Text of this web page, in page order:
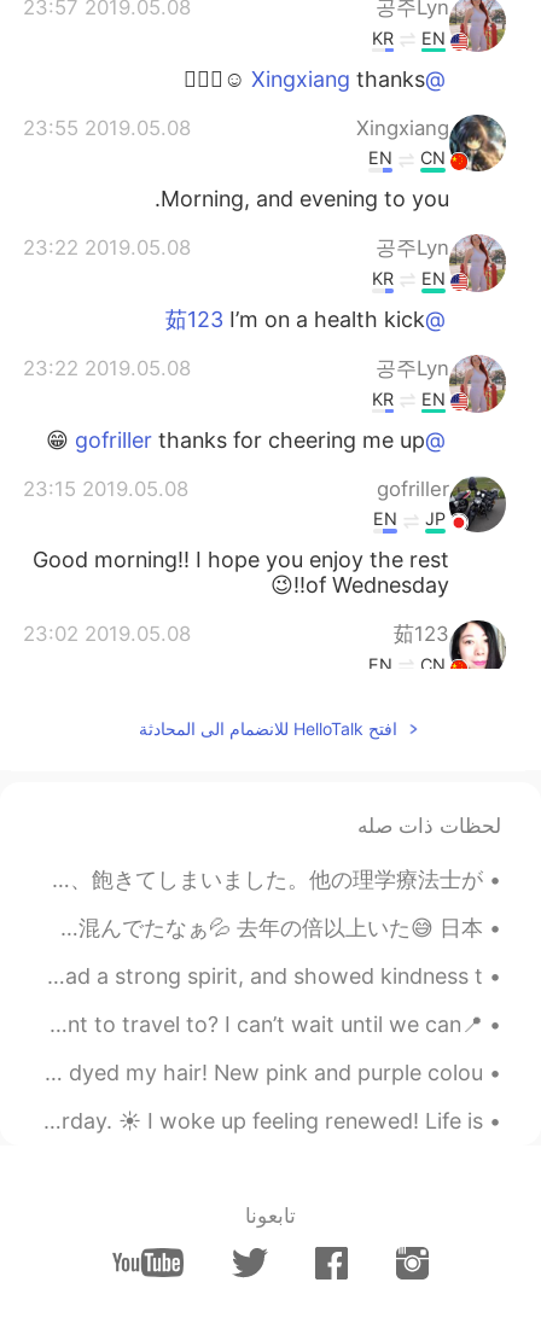
공주Lyn
2019.05.08 23:57
EN
KR
@Xingxiang
thanks ☺️🙋🏻‍♀️
Xingxiang
2019.05.08 23:55
CN
EN
Morning, and evening to you.
공주Lyn
2019.05.08 23:22
EN
KR
@茹123
I’m on a health kick
공주Lyn
2019.05.08 23:22
EN
KR
@gofriller
thanks for cheering me up 😁
gofriller
2019.05.08 23:15
JP
EN
Good morning!! I hope you enjoy the rest
of Wednesday!!😉
茹123
2019.05.08 23:02
CN
EN
افتح HelloTalk للانضمام الى المحادثة
لحظات ذات صله
私は理学療法士だから、松岡さんのように、患者さんをいつも応援しなければいけません。 朝の8時から夜の6時半まで働いてました。そんなに松岡さんのモードが大変で、飽きてしまいました。他の理学療法士が...
あけおめー 今年も無事仲間と新年挨拶ーーーー でも遅刻して仲間との初日の出をミスって 車の中から🤣🤣 そして7年前から友達と行ってたスポット 今年は混んでたなぁ💦 去年の倍以上いた😅 日本...
My favorite fairy tale is Beauty and the Beast 🌹 Belle had a strong spirit, and showed kindness t...
📍Queenstown, New Zealand どこに旅行したいですか？ Where do you want to travel to? I can’t wait until we can...
美容院に行きました。髪を染めた！新しいピンクと紫の色💖💜 I went to the hair salon. I dyed my hair! New pink and purple colou...
Good morning, World 🌎!! It’s such an amazing Saturday. ☀️ I woke up feeling renewed! Life is ...
تابعونا